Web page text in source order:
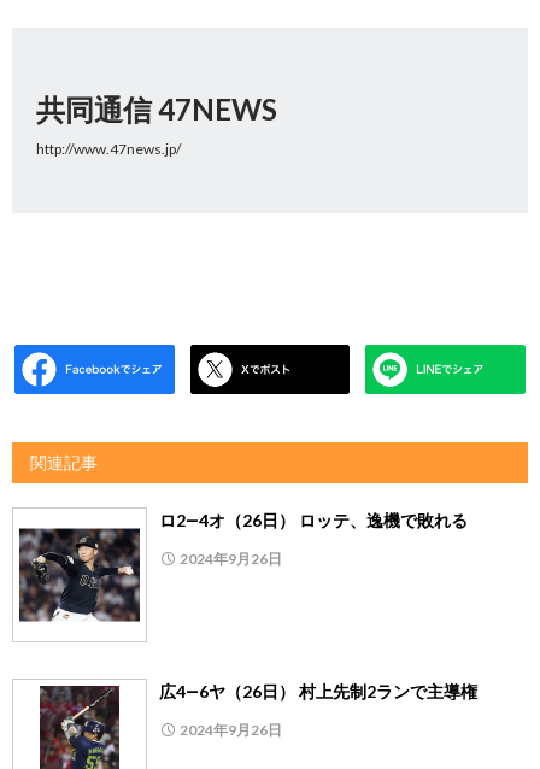
共同通信 47NEWS
http://www.47news.jp/
関連記事
ロ2―4オ（26日） ロッテ、逸機で敗れる
2024年9月26日
広4―6ヤ（26日） 村上先制2ランで主導権
2024年9月26日